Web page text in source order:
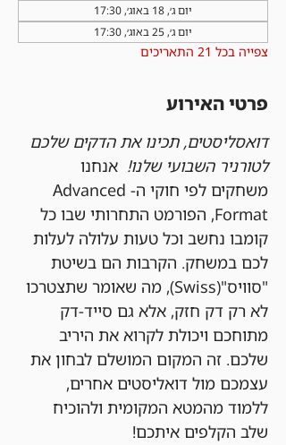
יום ג׳, 18 באוג׳, 17:30
יום ג׳, 25 באוג׳, 17:30
צפייה בכל 21 התאריכים
פרטי האירוע
דואסליסטים, תכינו את הדקים שלכם
לטורניר השבועי שלנו!
  אנחנו
משחקים לפי חוקי ה-Advanced
Format, הפורמט התחרותי שבו כל
קומבו נחשב וכל טעות עלולה לעלות
לכם במשחק. הקרבות הם בשיטת
"סוויס"(Swiss), מה שאומר שתצטרכו
לא רק דק חזק, אלא גם סייד-דק
מתוחכם ויכולת לקרוא את היריב
שלכם. זה המקום המושלם לבחון את
עצמכם מול דואליסטים אחרים,
ללמוד מהמטא המקומית ולהוכיח
שלב הקלפים איתכם!